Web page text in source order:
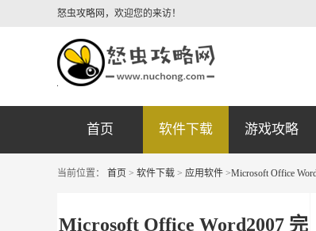
怒虫攻略网，欢迎您的来访！
首页 软件下载 游戏攻略
当前位置： 首页 > 软件下载 > 应用软件 >Microsoft Office
Microsoft Office Word2007 完